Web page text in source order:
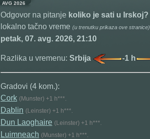
AVG 2026
Odgovor na pitanje koliko je sati u Irskoj?
lokalno tačno vreme (u trenutku prikaza ove stranice)
petak, 07. avg. 2026, 21:10
Razlika u vremenu: Srbija -1 h
Gradovi (4 kom.):
Cork (Munster) +1 h***.
Dablin (Leinster) +1 h***.
Dun Laoghaire (Leinster) +1 h***.
Luimneach (Munster) +1 h***.